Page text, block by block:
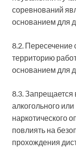
соревнований
основанием для
8.2. Пересечение
территорию
основанием для
8.3. Запрещается
алкогольного или
наркотического
повлиять на
прохождения